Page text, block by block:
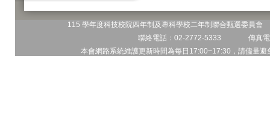
115 學年度科技校院四年制及專科學校二年制聯合甄選委員
聯絡電話：02-2772-5333 傳真
本會網路系統維護更新時間為每日17:00~17:30，請儘量